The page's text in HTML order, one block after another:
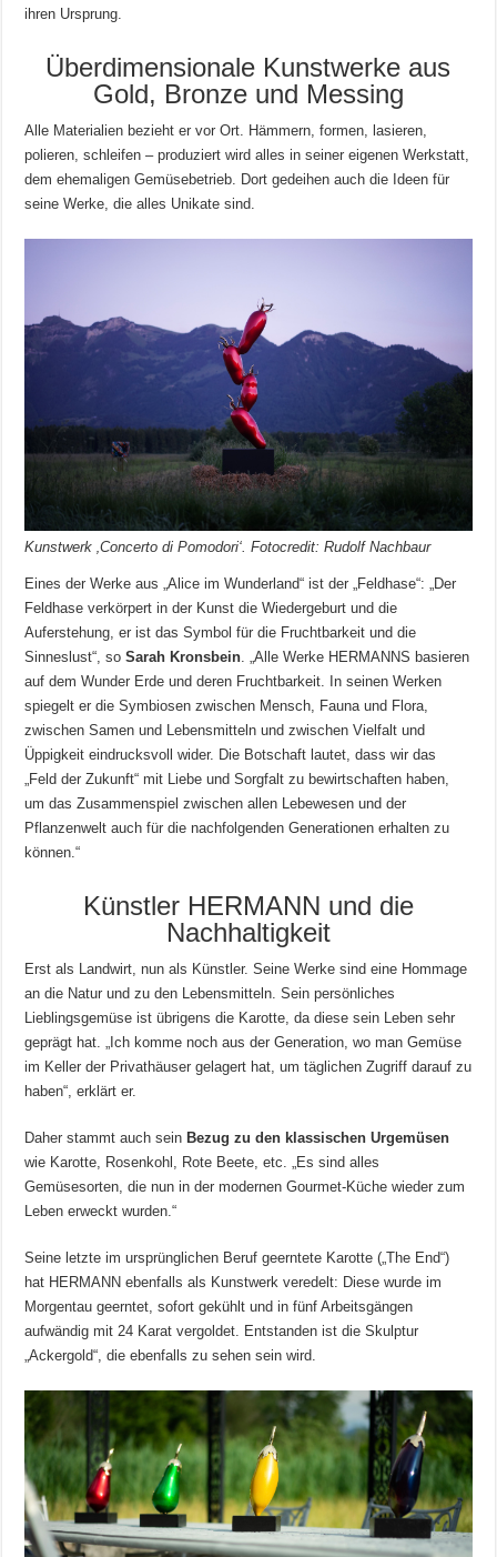
ihren Ursprung.
Überdimensionale Kunstwerke aus
Gold, Bronze und Messing
Alle Materialien bezieht er vor Ort. Hämmern, formen, lasieren,
polieren, schleifen – produziert wird alles in seiner eigenen Werkstatt,
dem ehemaligen Gemüsebetrieb. Dort gedeihen auch die Ideen für
seine Werke, die alles Unikate sind.
Kunstwerk ‚Concerto di Pomodori‘. Fotocredit: Rudolf Nachbaur
Eines der Werke aus „Alice im Wunderland“ ist der „Feldhase“: „Der
Feldhase verkörpert in der Kunst die Wiedergeburt und die
Auferstehung, er ist das Symbol für die Fruchtbarkeit und die
Sinneslust“, soSarah Kronsbein. „Alle Werke HERMANNS basieren
auf dem Wunder Erde und deren Fruchtbarkeit. In seinen Werken
spiegelt er die Symbiosen zwischen Mensch, Fauna und Flora,
zwischen Samen und Lebensmitteln und zwischen Vielfalt und
Üppigkeit eindrucksvoll wider. Die Botschaft lautet, dass wir das
„Feld der Zukunft“ mit Liebe und Sorgfalt zu bewirtschaften haben,
um das Zusammenspiel zwischen allen Lebewesen und der
Pflanzenwelt auch für die nachfolgenden Generationen erhalten zu
können.“
Künstler HERMANN und die
Nachhaltigkeit
Erst als Landwirt, nun als Künstler. Seine Werke sind eine Hommage
an die Natur und zu den Lebensmitteln. Sein persönliches
Lieblingsgemüse ist übrigens die Karotte, da diese sein Leben sehr
geprägt hat. „Ich komme noch aus der Generation, wo man Gemüse
im Keller der Privathäuser gelagert hat, um täglichen Zugriff darauf zu
haben“, erklärt er.
Daher stammt auch sein Bezug zu den klassischen Urgemüsen
wie Karotte, Rosenkohl, Rote Beete, etc. „Es sind alles
Gemüsesorten, die nun in der modernen Gourmet-Küche wieder zum
Leben erweckt wurden.“
Seine letzte im ursprünglichen Beruf geerntete Karotte („The End“)
hat HERMANN ebenfalls als Kunstwerk veredelt: Diese wurde im
Morgentau geerntet, sofort gekühlt und in fünf Arbeitsgängen
aufwändig mit 24 Karat vergoldet. Entstanden ist die Skulptur
„Ackergold“, die ebenfalls zu sehen sein wird.